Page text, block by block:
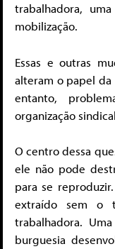
trabalhadora,
mobilização.
Essas e outras
alteram o papel da
entanto,
organização
O centro dessa
ele não pode
para se
extraído sem o
trabalhadora.
burguesia